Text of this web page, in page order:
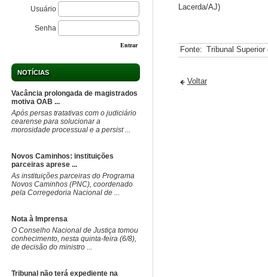
Usuário
Senha
Entrar
NOTÍCIAS
Vacância prolongada de magistrados
motiva OAB ...
Após persas tratativas com o judiciário
cearense para solucionar a
morosidade processual e a persist ...
Novos Caminhos: instituições
parceiras aprese ...
As instituições parceiras do Programa
Novos Caminhos (PNC), coordenado
pela Corregedoria Nacional de ...
Nota à Imprensa
O Conselho Nacional de Justiça tomou
conhecimento, nesta quinta-feira (6/8),
de decisão do ministro ...
Tribunal não terá expediente na
Lacerda/AJ)
Fonte: Tribunal Superior
Voltar